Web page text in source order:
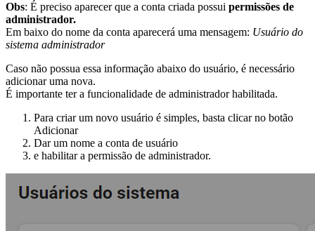
Obs: É preciso aparecer que a conta criada possui permissões de
administrador.
Em baixo do nome da conta aparecerá uma mensagem: Usuário do
sistema administrador
Caso não possua essa informação abaixo do usuário, é necessário
adicionar uma nova.
É importante ter a funcionalidade de administrador habilitada.
Para criar um novo usuário é simples, basta clicar no botão
Adicionar
Dar um nome a conta de usuário
e habilitar a permissão de administrador.